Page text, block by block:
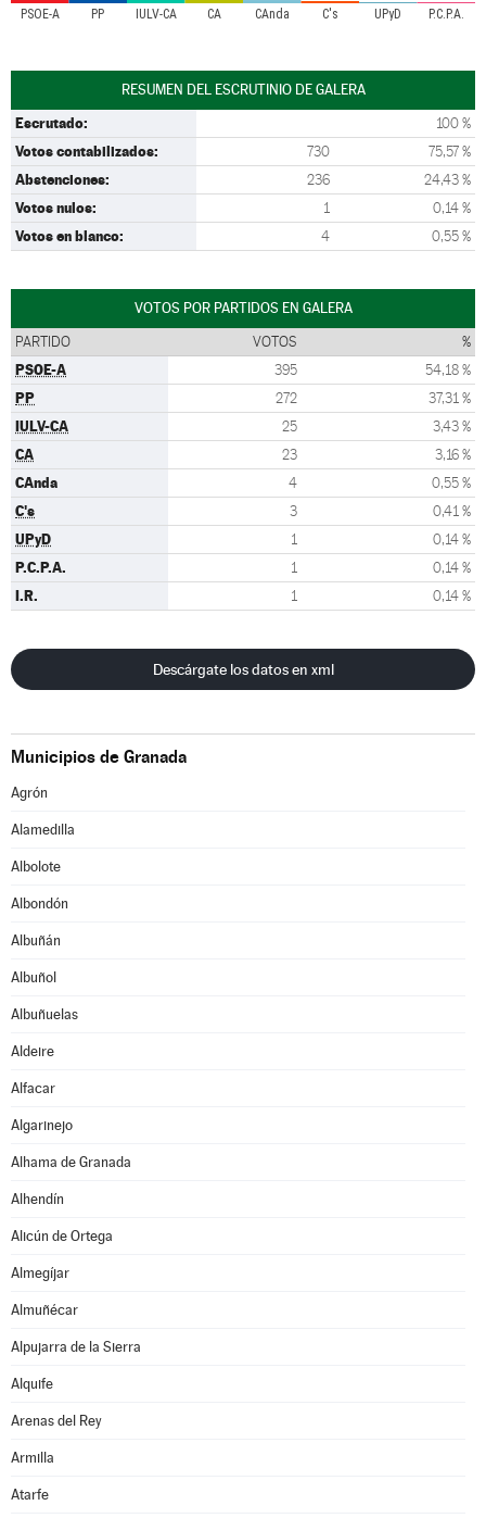
PSOE-A PP IULV-CA CA CAnda C's UPyD P.C.P.A.
RESUMEN DEL ESCRUTINIO DE GALERA
Escrutado: 100 %
Votos contabilizados: 730 75,57 %
Abstenciones: 236 24,43 %
Votos nulos: 1 0,14 %
Votos en blanco: 4 0,55 %
VOTOS POR PARTIDOS EN GALERA
PARTIDO VOTOS %
PSOE-A 395 54,18 %
PP 272 37,31 %
IULV-CA 25 3,43 %
CA 23 3,16 %
CAnda 4 0,55 %
C's 3 0,41 %
UPyD 1 0,14 %
P.C.P.A. 1 0,14 %
I.R. 1 0,14 %
Descárgate los datos en xml
Municipios de Granada
Agrón
Alamedilla
Albolote
Albondón
Albuñán
Albuñol
Albuñuelas
Aldeire
Alfacar
Algarinejo
Alhama de Granada
Alhendín
Alicún de Ortega
Almegíjar
Almuñécar
Alpujarra de la Sierra
Alquife
Arenas del Rey
Armilla
Atarfe